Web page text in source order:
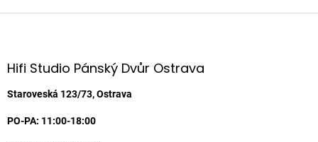
Z
aHifi Studio Pánský Dvůr Ostrava
Staroveská 123/73, Ostrava
PO-PA: 11:00-18:00